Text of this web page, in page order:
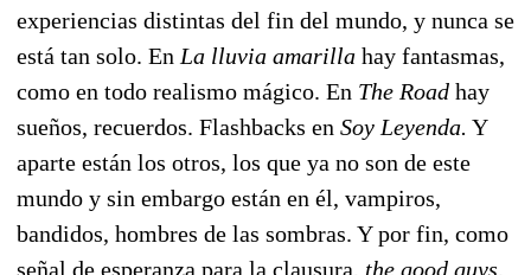
experiencias distintas del fin del mundo, y nunca se
está tan solo. En La lluvia amarilla hay fantasmas,
como en todo realismo mágico. En The Road hay
sueños, recuerdos. Flashbacks en Soy Leyenda. Y
aparte están los otros, los que ya no son de este
mundo y sin embargo están en él, vampiros,
bandidos, hombres de las sombras. Y por fin, como
señal de esperanza para la clausura, the good guys,